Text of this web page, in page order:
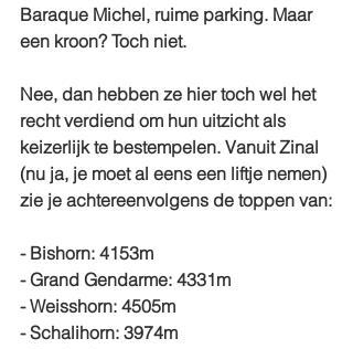
Baraque Michel, ruime parking. Maar
een kroon? Toch niet.
Nee, dan hebben ze hier toch wel het
recht verdiend om hun uitzicht als
keizerlijk te bestempelen. Vanuit Zinal
(nu ja, je moet al eens een liftje nemen)
zie je achtereenvolgens de toppen van:
- Bishorn: 4153m
- Grand Gendarme: 4331m
- Weisshorn: 4505m
- Schalihorn: 3974m